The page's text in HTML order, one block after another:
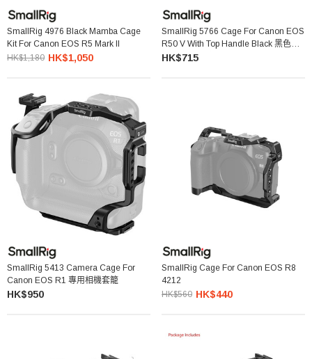
SmallRig 4976 Black Mamba Cage
Kit For Canon EOS R5 Mark II
HK$1,180 HK$1,050
SmallRig 5766 Cage For Canon EOS
R50 V With Top Handle Black 黑色相
機套籠 (附頂部手柄)
HK$715
SmallRig 5413 Camera Cage For
Canon EOS R1 專用相機套籠
HK$950
SmallRig Cage For Canon EOS R8
4212
HK$560 HK$440